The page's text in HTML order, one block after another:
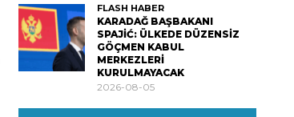
FLASH HABER
KARADAĞ BAŞBAKANI
SPAJİĆ: ÜLKEDE DÜZENSİZ
GÖÇMEN KABUL
MERKEZLERİ
KURULMAYACAK
2026-08-05